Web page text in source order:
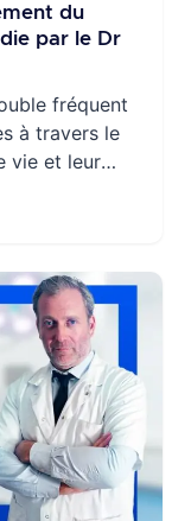
du
par le Dr
fréquent
à travers le
vie et leur
de type
et le […]